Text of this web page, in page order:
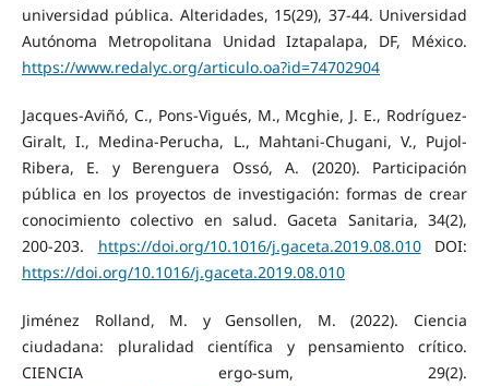
universidad pública. Alteridades, 15(29), 37-44. Universidad
Autónoma Metropolitana Unidad Iztapalapa, DF, México.
https://www.redalyc.org/articulo.oa?id=74702904
Jacques-Aviñó, C., Pons-Vigués, M., Mcghie, J. E., Rodríguez-
Giralt, I., Medina-Perucha, L., Mahtani-Chugani, V., Pujol-
Ribera, E. y Berenguera Ossó, A. (2020). Participación
pública en los proyectos de investigación: formas de crear
conocimiento colectivo en salud. Gaceta Sanitaria, 34(2),
200-203. https://doi.org/10.1016/j.gaceta.2019.08.010DOI:
https://doi.org/10.1016/j.gaceta.2019.08.010
Jiménez Rolland, M. y Gensollen, M. (2022). Ciencia
ciudadana: pluralidad científica y pensamiento crítico.
CIENCIA ergo-sum, 29(2).